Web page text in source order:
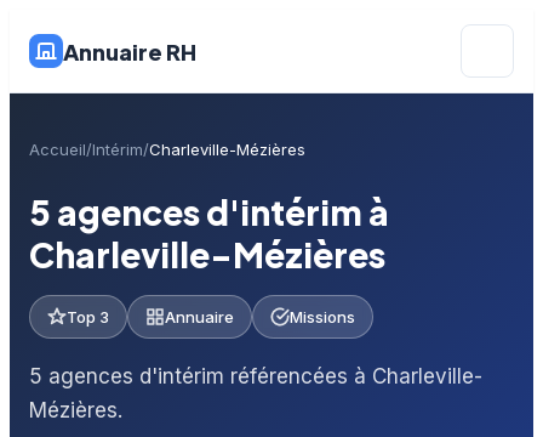
Annuaire RH
Accueil Intérim Charleville-Mézières
5 agences d'intérim à
Charleville-Mézières
Top 3 Annuaire Missions
5 agences d'intérim référencées à Charleville-
Mézières.